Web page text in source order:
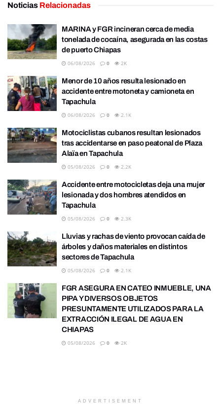
Noticias Relacionadas
MARINA y FGR incineran cerca de media
tonelada de cocaína, asegurada en las costas
de puerto Chiapas
06/08/2026 0 2K
Menor de 10 años resulta lesionado en
accidente entre motoneta y camioneta en
Tapachula
06/08/2026 0 2.1K
Motociclistas cubanos resultan lesionados
tras accidentarse en paso peatonal de Plaza
Alaïa en Tapachula
05/08/2026 0 2.2K
Accidente entre motocicletas deja una mujer
lesionada y dos hombres atendidos en
Tapachula
05/08/2026 0 2.3K
Lluvias y rachas de viento provocan caída de
árboles y daños materiales en distintos
sectores de Tapachula
05/08/2026 0 2.1K
FGR ASEGURA EN CATEO INMUEBLE, UNA
PIPA Y DIVERSOS OBJETOS
PRESUNTAMENTE UTILIZADOS PARA LA
EXTRACCIÓN ILEGAL DE AGUA EN
CHIAPAS
05/08/2026 0 2K
ADVERTISEMENT